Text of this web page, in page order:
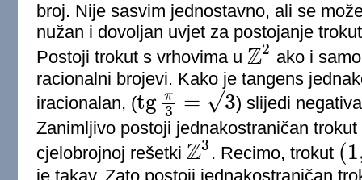
broj. Nije sasvim jednostavno, ali se
nužan i dovoljan uvjet za postojanje
Postoji trokut s vrhovima u Z2
Z2
ako i
racionalni brojevi. Kako je tangens
iracionalan, (tg π
3 = 3
–
√
tgπ3 =3
) slijedi
Zanimljivo postoji jednakostraničan
cjelobrojnoj rešetki Z3
Z3 . Recimo, trokut (1
(1 ,0,
je takav. Zato postoji jednakostraničan